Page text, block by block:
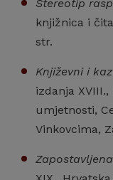
Stereotip
knjižnica i
str.
Književni i
izdanja
umjetnosti,
Vinkovcima,